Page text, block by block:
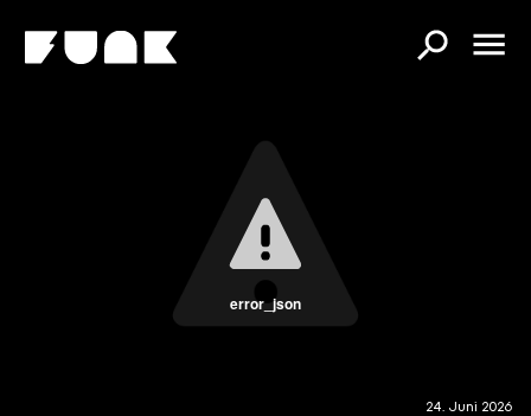
error_json
24. Juni 2026